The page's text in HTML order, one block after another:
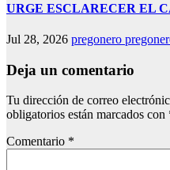
URGE ESCLARECER EL
Jul 28, 2026 pregonero
Deja un comentario
Tu dirección de correo
obligatorios están marcados con
Comentario *